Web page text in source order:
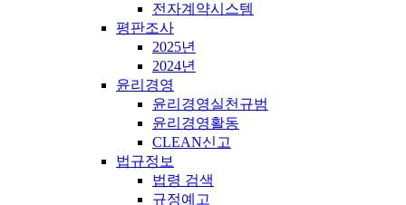
전자계약시스템
평판조사
2025년
2024년
윤리경영
윤리경영실천규범
윤리경영활동
CLEAN신고
법규정보
법령 검색
규정예고